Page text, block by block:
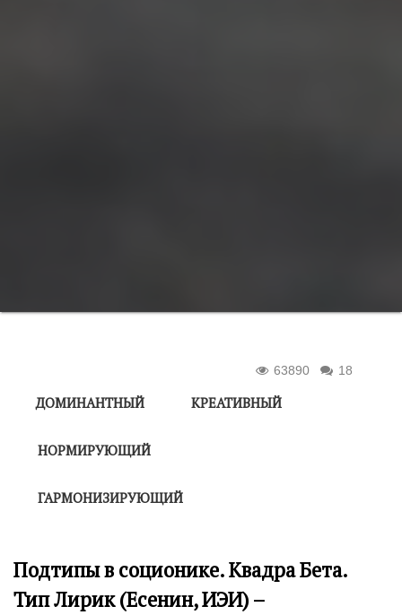
18
63890
ДОМИНАНТНЫЙ КРЕАТИВНЫЙ
НОРМИРУЮЩИЙ
ГАРМОНИЗИРУЮЩИЙ
Подтипы в соционике. Квадра Бета.
Тип Лирик (Есенин, ИЭИ) –